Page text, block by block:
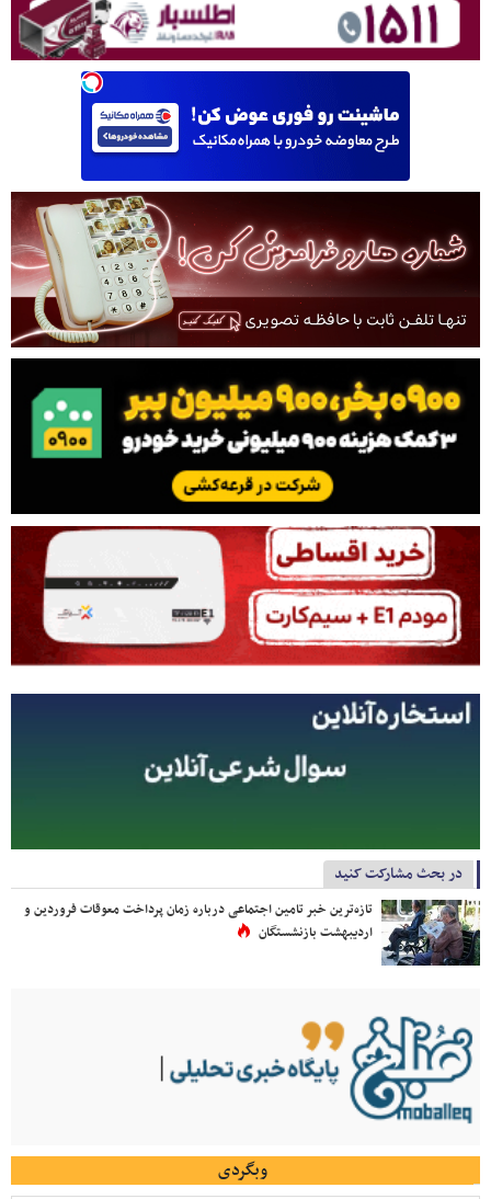
در بحث مشارکت کنید
تازه‌ترین خبر تامین اجتماعی درباره زمان پرداخت معوقات فروردین و
اردیبهشت بازنشستگان
وبگردی